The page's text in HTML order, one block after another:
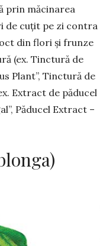
prin mă­cinarea
de cuțit pe zi contra
din flori și frunze
(ex. Tinctură de
Plant”, Tinctură de
Extract de păducel
Păducel Extract –